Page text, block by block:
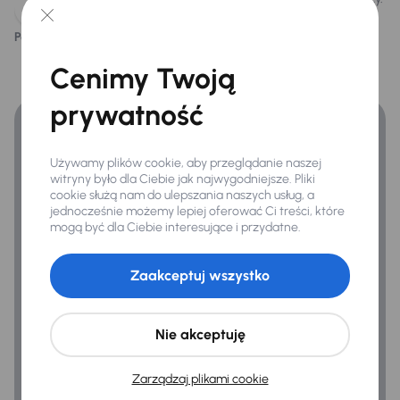
Infotainment
Apple CarPlay
Nawigacja
System sterowania głosem
Bezpieczeństwo
ABS
ASR
Asystent podjazdu
Automatyczne zatrzymanie przed przeszkoda
Podoba ci się ten opis?
Finansowanie
Zyskaj lepsze warunki finansowania niż v banku.
Cenimy Twoją
prywatność
Używamy plików cookie, aby przeglądanie naszej
witryny było dla Ciebie jak najwygodniejsze. Pliki
cookie służą nam do ulepszania naszych usług, a
jednocześnie możemy lepiej oferować Ci treści, które
mogą być dla Ciebie interesujące i przydatne.
Zarządzaj plikami cookie
Nie akceptuję
Zaakceptuj wszystko